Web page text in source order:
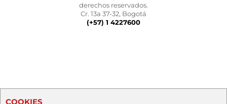
derechos reservados.
Cr. 13a 37-32, Bogotá
(+57) 1 4227600
COOKIES